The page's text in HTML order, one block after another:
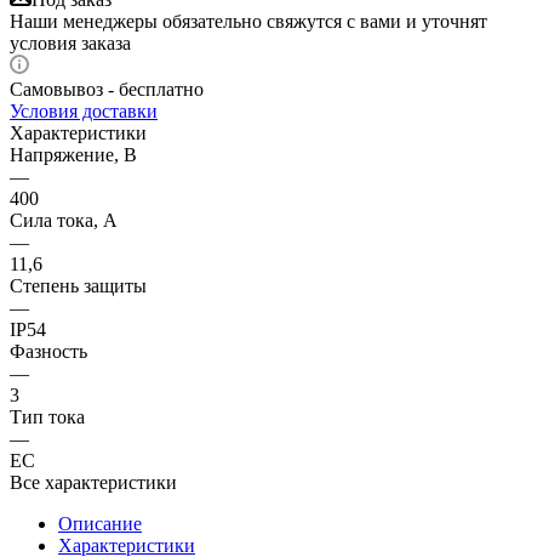
Наши менеджеры обязательно свяжутся с вами и уточнят
условия заказа
Самовывоз - бесплатно
Условия доставки
Характеристики
Напряжение, В
—
400
Сила тока, A
—
11,6
Степень защиты
—
IP54
Фазность
—
3
Тип тока
—
EC
Все характеристики
Описание
Характеристики